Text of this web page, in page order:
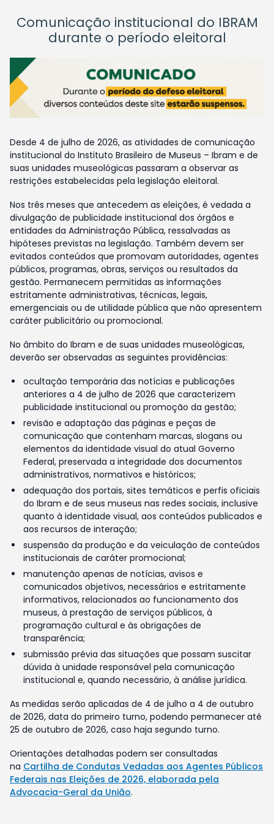
Comunicação institucional do IBRAM
durante o período eleitoral
Desde 4 de julho de 2026, as atividades de comunicação
institucional do Instituto Brasileiro de Museus – Ibram e de
suas unidades museológicas passaram a observar as
restrições estabelecidas pela legislação eleitoral.
Nos três meses que antecedem as eleições, é vedada a
divulgação de publicidade institucional dos órgãos e
entidades da Administração Pública, ressalvadas as
hipóteses previstas na legislação. Também devem ser
evitados conteúdos que promovam autoridades, agentes
públicos, programas, obras, serviços ou resultados da
gestão. Permanecem permitidas as informações
estritamente administrativas, técnicas, legais,
emergenciais ou de utilidade pública que não apresentem
caráter publicitário ou promocional.
No âmbito do Ibram e de suas unidades museológicas,
deverão ser observadas as seguintes providências:
ocultação temporária das notícias e publicações
anteriores a 4 de julho de 2026 que caracterizem
publicidade institucional ou promoção da gestão;
revisão e adaptação das páginas e peças de
comunicação que contenham marcas, slogans ou
elementos da identidade visual do atual Governo
Federal, preservada a integridade dos documentos
administrativos, normativos e históricos;
adequação dos portais, sites temáticos e perfis oficiais
do Ibram e de seus museus nas redes sociais, inclusive
quanto à identidade visual, aos conteúdos publicados e
aos recursos de interação;
suspensão da produção e da veiculação de conteúdos
institucionais de caráter promocional;
manutenção apenas de notícias, avisos e
comunicados objetivos, necessários e estritamente
informativos, relacionados ao funcionamento dos
museus, à prestação de serviços públicos, à
programação cultural e às obrigações de
transparência;
submissão prévia das situações que possam suscitar
dúvida à unidade responsável pela comunicação
institucional e, quando necessário, à análise jurídica.
As medidas serão aplicadas de 4 de julho a 4 de outubro
de 2026, data do primeiro turno, podendo permanecer até
25 de outubro de 2026, caso haja segundo turno.
Orientações detalhadas podem ser consultadas
na Cartilha de Condutas Vedadas aos Agentes Públicos
Federais nas Eleições de 2026, elaborada pela
Advocacia-Geral da União.